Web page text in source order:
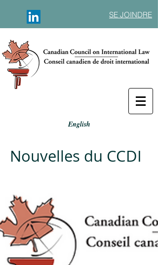
SE JOINDRE
English
Nouvelles du CCDI